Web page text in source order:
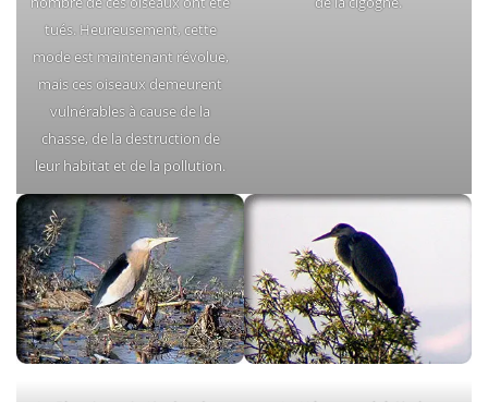
tués. Heureusement, cette
mode est maintenant révolue,
mais ces oiseaux demeurent
vulnérables à cause de la
chasse, de la destruction de
leur habitat et de la pollution.